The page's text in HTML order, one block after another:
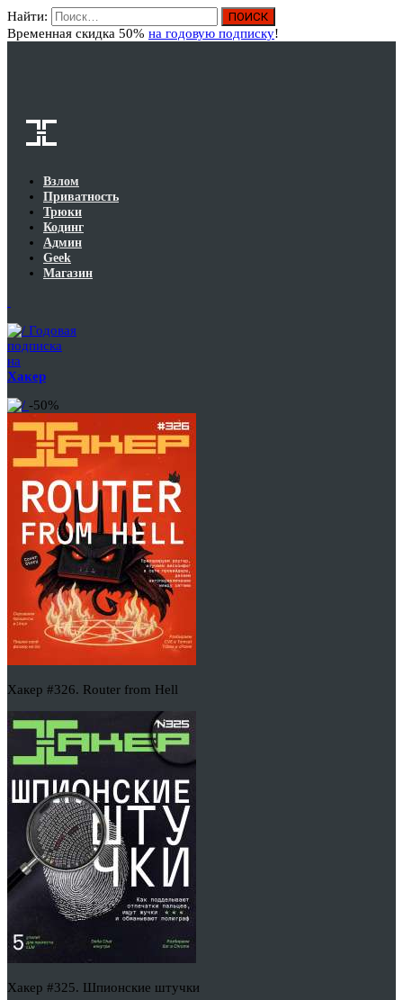
Найти:
Временная скидка 50% на годовую подписку!
Взлом
Приватность
Трюки
Кодинг
Админ
Geek
Магазин
Годовая
подписка
на
Хакер
-50%
Хакер #326. Router from Hell
Хакер #325. Шпионские штучки